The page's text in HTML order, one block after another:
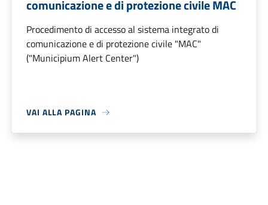
comunicazione e di protezione civile MAC
Procedimento di accesso al sistema integrato di
comunicazione e di protezione civile "MAC"
("Municipium Alert Center")
VAI ALLA PAGINA